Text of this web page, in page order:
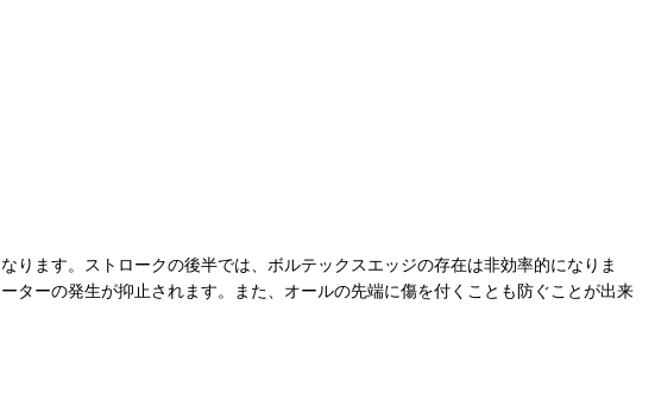
ます。ストロークの後半では、ボルテックスエッジの存在は非効率的になりま
ーの発生が抑止されます。また、オールの先端に傷を付くことも防ぐことが出来